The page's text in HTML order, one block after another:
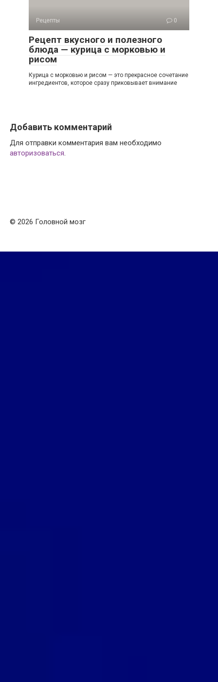
Рецепты 0
Рецепт вкусного и полезного
блюда — курица с морковью и
рисом
Курица с морковью и рисом — это прекрасное сочетание
ингредиентов, которое сразу приковывает внимание
Добавить комментарий
Для отправки комментария вам необходимо
авторизоваться.
© 2026 Головной мозг